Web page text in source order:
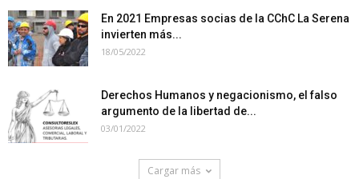
En 2021 Empresas socias de la CChC La Serena
invierten más...
18/05/2022
Derechos Humanos y negacionismo, el falso
argumento de la libertad de...
03/01/2022
Cargar más